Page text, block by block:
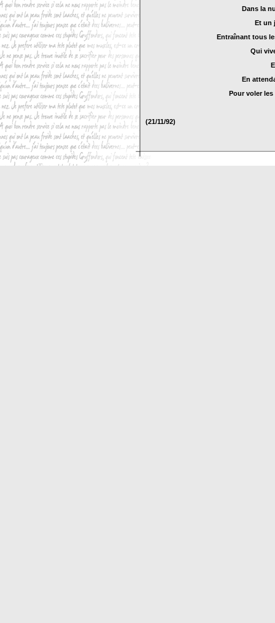
Dans la
Et un
Entraînant tous
Qui
En
Pour voler
(21/11/92)